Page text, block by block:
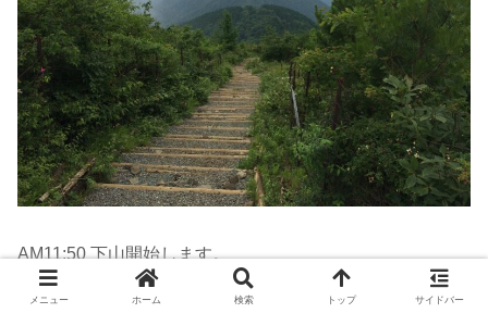
AM11:50 下山開始します。
メニュー ホーム 検索 トップ サイドバー